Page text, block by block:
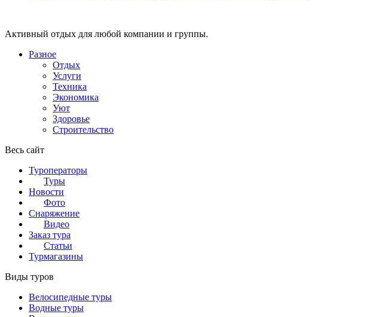
Активный отдых для любой компании и группы.
Разное
Отдых
Услуги
Техника
Экономика
Уют
Здоровье
Строительство
Весь сайт
Туроператоры
Туры
Новости
Фото
Снаряжение
Видео
Заказ тура
Статьи
Турмагазины
Виды туров
Велосипедные туры
Водные туры